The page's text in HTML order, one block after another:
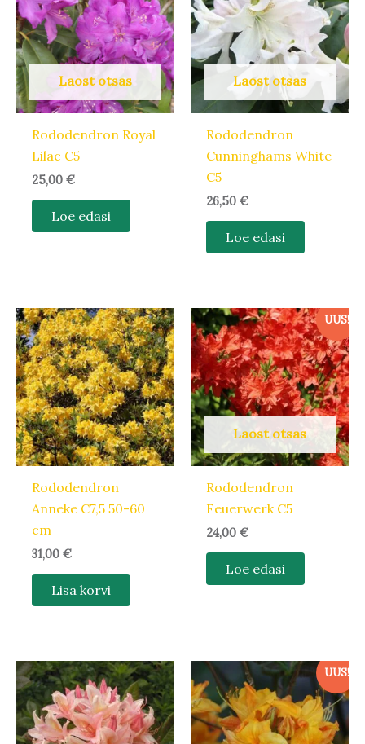
Laost otsas
Rododendron Royal
Lilac C5
25,00€
Loe edasi
Laost otsas
Rododendron
Cunninghams White
C5
26,50€
Loe edasi
Rododendron
Anneke C7,5 50-60
cm
31,00€
Lisa korvi
UUS!
Laost otsas
Rododendron
Feuerwerk C5
24,00€
Loe edasi
UUS!